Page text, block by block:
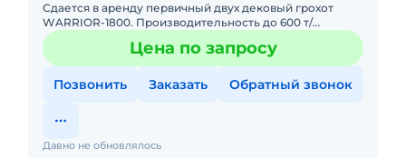
Сдается в аренду первичный двух дековый грохот
WARRIOR-1800. Производительность до 600 т/
ч.просевная 4.88 на 1.52,приемный бункер 6.8 м3. А так
же сдается вт
Цена по запросу
Позвонить Заказать Обратный звонок
Давно не обновлялось